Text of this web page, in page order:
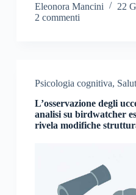
Eleonora Mancini
22
2 commenti
Psicologia cognitiva,
L’osservazione degli
analisi su birdwatcher
rivela modifiche